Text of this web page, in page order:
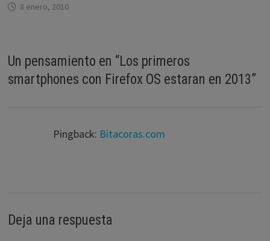
8 enero, 2010
Un pensamiento en “Los primeros
smartphones con Firefox OS estaran en 2013”
Pingback: Bitacoras.com
Deja una respuesta